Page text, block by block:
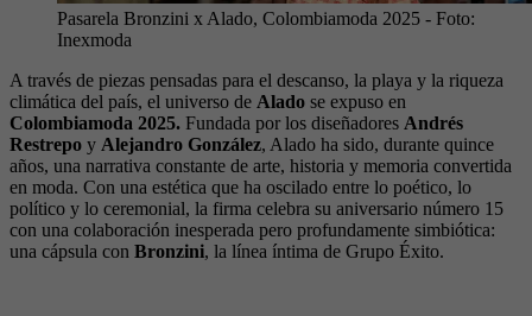
Pasarela Bronzini x Alado, Colombiamoda 2025 - Foto:
Inexmoda
A través de piezas pensadas para el descanso, la playa y la riqueza
climática del país, el universo de Alado se expuso en
Colombiamoda 2025. Fundada por los diseñadores Andrés
Restrepo y Alejandro González, Alado ha sido, durante quince
años, una narrativa constante de arte, historia y memoria convertida
en moda. Con una estética que ha oscilado entre lo poético, lo
político y lo ceremonial, la firma celebra su aniversario número 15
con una colaboración inesperada pero profundamente simbiótica:
una cápsula con Bronzini, la línea íntima de Grupo Éxito.